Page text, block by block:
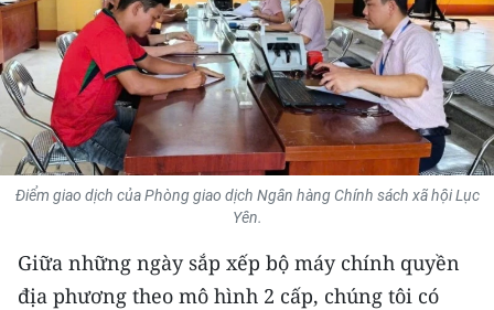
KHOA HỌC - CÔNG NGHỆ
MÔI TRƯỜNG
BẠN ĐỌC
KIỂM CHỨNG THÔNG TIN
54 DÂN TỘC VIỆT NAM
Điểm giao dịch của Phòng giao dịch Ngân hàng Chính sách xã hội Lục
Yên.
Giữa những ngày sắp xếp bộ máy chính quyền
địa phương theo mô hình 2 cấp, chúng tôi có